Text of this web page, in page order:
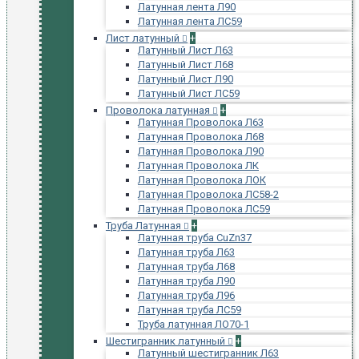
Латунная лента Л90
Латунная лента ЛС59
Лист латунный
+
Латунный Лист Л63
Латунный Лист Л68
Латунный Лист Л90
Латунный Лист ЛС59
Проволока латунная
+
Латунная Проволока Л63
Латунная Проволока Л68
Латунная Проволока Л90
Латунная Проволока ЛК
Латунная Проволока ЛОК
Латунная Проволока ЛС58-2
Латунная Проволока ЛС59
Труба Латунная
+
Латунная труба CuZn37
Латунная труба Л63
Латунная труба Л68
Латунная труба Л90
Латунная труба Л96
Латунная труба ЛС59
Труба латунная ЛО70-1
Шестигранник латунный
+
Латунный шестигранник Л63